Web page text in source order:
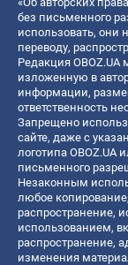
без письменного
использовать, они
переводу,
Редакция OBOZ.UA
изложенную в
информации,
ответственность
Запрещено
сайте, даже с
логотипа OBOZ.UA
письменного
Незаконным
любое
распространение,
использованием,
распространение,
изменения